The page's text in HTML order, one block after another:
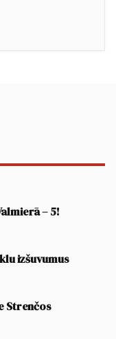
– 5!
izšuvumus
Strenčos